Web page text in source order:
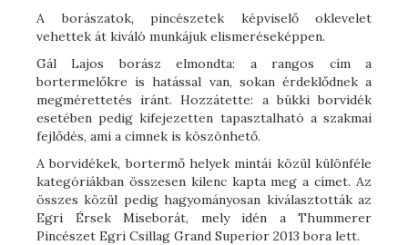
A borászatok, pincészetek képviselő oklevelet
vehettek át kiváló munkájuk elismeréseképpen.
Gál Lajos borász elmondta: a rangos cím a
bortermelőkre is hatással van, sokan érdeklődnek a
megmérettetés iránt. Hozzátette: a bükki borvidék
esetében pedig kifejezetten tapasztalható a szakmai
fejlődés, ami a címnek is köszönhető.
A borvidékek, bortermő helyek mintái közül különféle
kategóriákban összesen kilenc kapta meg a címet. Az
összes közül pedig hagyományosan kiválasztották az
Egri Érsek Miseborát, mely idén a Thummerer
Pincészet Egri Csillag Grand Superior 2013 bora lett.